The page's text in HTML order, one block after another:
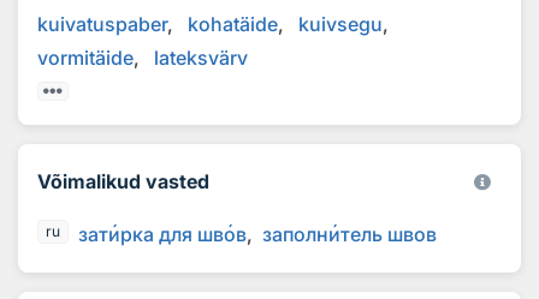
kuivatuspaber kohatäide
kuivsegu
vormitäide
lateksvärv
Võimalikud vasted
ru затирка для швов заполнитель швов